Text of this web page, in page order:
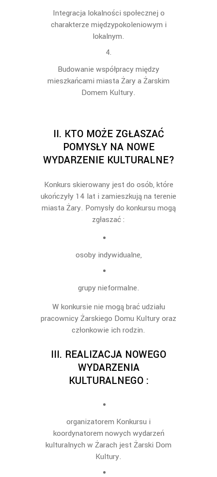
Integracja lokalności społecznej o
charakterze międzypokoleniowym i
lokalnym.
Budowanie współpracy między
mieszkańcami miastaŻary a Żarskim
Domem Kultury.
II. KTO MOŻE ZGŁASZAĆ
POMYSŁY NA NOWE
WYDARZENIE KULTURALNE?
Konkurs skierowany jest do osób, które
ukończyły 14 lat i zamieszkują na terenie
miastaŻary. Pomysły do konkursu mogą
zgłaszać :
osoby indywidualne,
grupy nieformalne.
W konkursie nie mogą brać udziału
pracownicy Żarskiego Domu Kultury oraz
członkowie ich rodzin.
III. REALIZACJA NOWEGO
WYDARZENIA
KULTURALNEGO :
organizatorem Konkursu i
koordynatorem nowych wydarzeń
kulturalnych w Żarach jest Żarski Dom
Kultury.